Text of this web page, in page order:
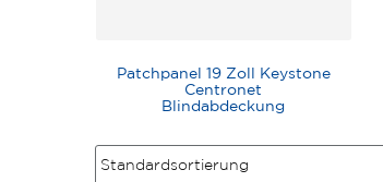
Patchpanel 19 Zoll Keystone
Centronet
Blindabdeckung